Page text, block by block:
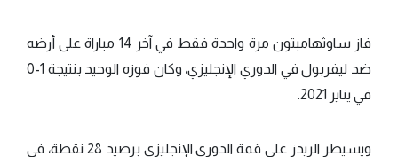
فاز ساوثهامبتون مرة واحدة فقط في آخر 14 مباراة على أرضه
ضد ليفربول في الدوري الإنجليزي، وكان فوزه الوحيد بنتيجة 1-0
في يناير 2021.
ويسيطر الريدز على قمة الدوري الإنجليزي برصيد 28 نقطة، في